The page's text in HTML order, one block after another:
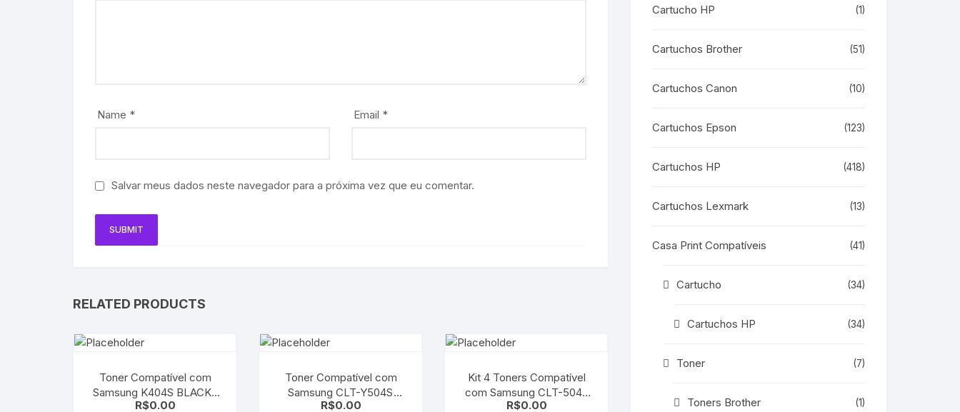
Name * Email *
Salvar meus dados neste navegador para a próxima vez que eu comentar.
RELATED PRODUCTS
Toner Compatível com
Samsung K404S BLACK |
C430 C480 C430W
R$0.00
Toner Compatível com
Samsung CLT-Y504S
Yellow | CLP-415 | CLX-
R$0.00
Kit 4 Toners Compatível
com Samsung CLT-504S
CMYK | CLP-415 | CLX-
R$0.00
Cartucho HP (1)
Cartuchos Brother (51)
Cartuchos Canon (10)
Cartuchos Epson (123)
Cartuchos HP (418)
Cartuchos Lexmark (13)
Casa Print Compatíveis (41)
Cartucho (34)
Cartuchos HP (34)
Toner (7)
Toners Brother (1)